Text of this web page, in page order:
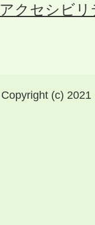
アクセシビ
Copyright (c)